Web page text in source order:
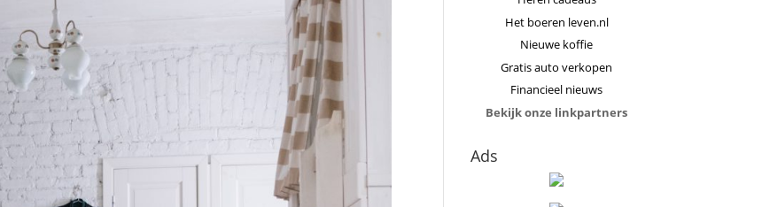
Het boeren leven.nl
Nieuwe koffie
Gratis auto verkopen
Financieel nieuws
Bekijk onze linkpartners
Ads